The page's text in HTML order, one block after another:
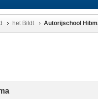
het Bildt Autorijschool